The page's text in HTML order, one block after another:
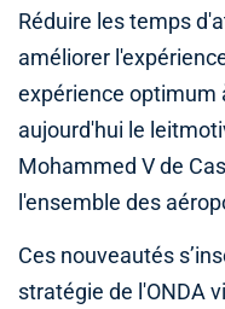
Réduire les temps
améliorer
expérience optimum
aujourd'hui le
Mohammed V de
l'ensemble des
Ces nouveautés
stratégie de l'ONDA